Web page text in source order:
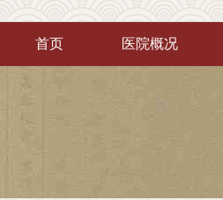
首页 医院概况